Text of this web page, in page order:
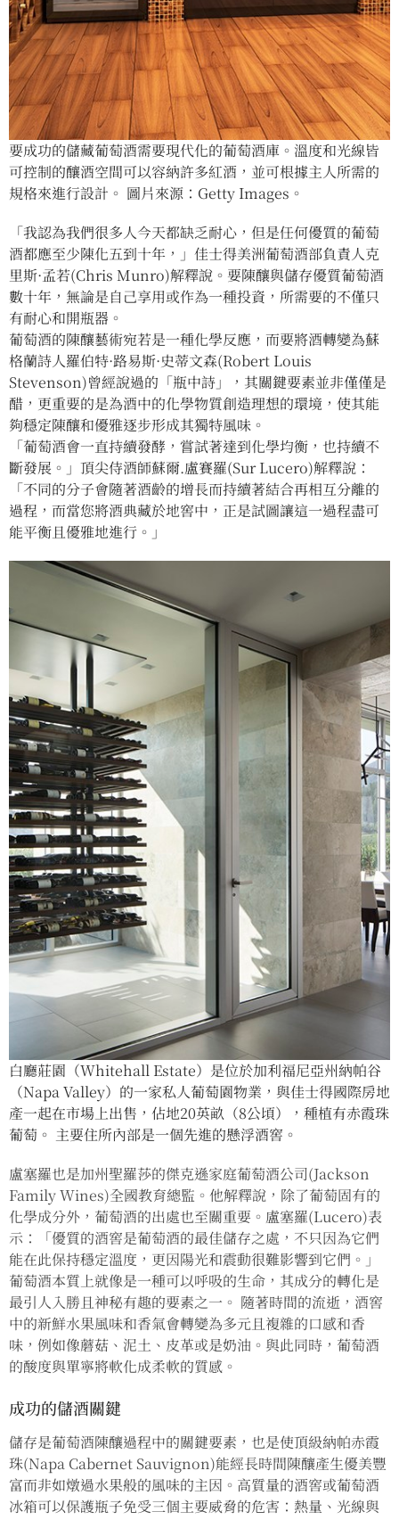
要成功的儲藏葡萄酒需要現代化的葡萄酒庫。溫度和光線皆
可控制的釀酒空間可以容納許多紅酒，並可根據主人所需的
規格來進行設計。 圖片來源：Getty Images。
「我認為我們很多人今天都缺乏耐心，但是任何優質的葡萄
酒都應至少陳化五到十年，」佳士得美洲葡萄酒部負責人克
里斯·孟若(Chris Munro)解釋說。要陳釀與儲存優質葡萄酒
數十年，無論是自己享用或作為一種投資，所需要的不僅只
有耐心和開瓶器。
葡萄酒的陳釀藝術宛若是一種化學反應，而要將酒轉變為蘇
格蘭詩人羅伯特·路易斯·史蒂文森(Robert Louis
Stevenson)曾經說過的「瓶中詩」，其關鍵要素並非僅僅是
醋，更重要的是為酒中的化學物質創造理想的環境，使其能
夠穩定陳釀和優雅逐步形成其獨特風味。
「葡萄酒會一直持續發酵，嘗試著達到化學均衡，也持續不
斷發展。」頂尖侍酒師蘇爾.盧賽羅(Sur Lucero)解釋說：
「不同的分子會隨著酒齡的增長而持續著結合再相互分離的
過程，而當您將酒典藏於地窖中，正是試圖讓這一過程盡可
能平衡且優雅地進行。」
白廳莊園（Whitehall Estate）是位於加利福尼亞州納帕谷
（Napa Valley）的一家私人葡萄園物業，與佳士得國際房地
產一起在市場上出售，佔地20英畝（8公頃），種植有赤霞珠
葡萄。 主要住所內部是一個先進的懸浮酒窖。
盧塞羅也是加州聖羅莎的傑克遜家庭葡萄酒公司(Jackson
Family Wines)全國教育總監。他解釋說，除了葡萄固有的
化學成分外，葡萄酒的出處也至關重要。盧塞羅(Lucero)表
示：「優質的酒窖是葡萄酒的最佳儲存之處，不只因為它們
能在此保持穩定溫度，更因陽光和震動很難影響到它們。」
葡萄酒本質上就像是一種可以呼吸的生命，其成分的轉化是
最引人入勝且神秘有趣的要素之一。 隨著時間的流逝，酒窖
中的新鮮水果風味和香氣會轉變為多元且複雜的口感和香
味，例如像蘑菇、泥土、皮革或是奶油。與此同時，葡萄酒
的酸度與單寧將軟化成柔軟的質感。
成功的儲酒關鍵
儲存是葡萄酒陳釀過程中的關鍵要素，也是使頂級納帕赤霞
珠(Napa Cabernet Sauvignon)能經長時間陳釀產生優美豐
富而非如燉過水果般的風味的主因。高質量的酒窖或葡萄酒
冰箱可以保護瓶子免受三個主要威脅的危害：熱量、光線與